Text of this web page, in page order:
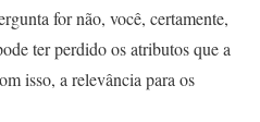
for não, você, certamente,
ter perdido os atributos que a
isso, a relevância para os